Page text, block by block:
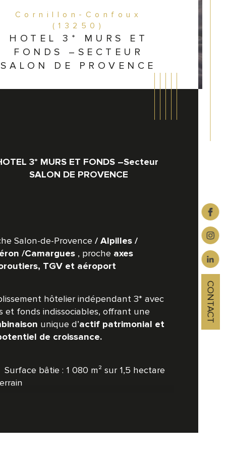
CONTACT
Cornillon-Confoux
(13250)
HOTEL 3* MURS ET
FONDS –SECTEUR
SALON DE PROVENCE
habitable (m²)
3* MURS ET FONDS –Secteur
SALON DE PROVENCE
Salon-de-Provence / Alpilles /
/Camargues , proche axes
TGV et aéroport
hôtelier indépendant 3* avec
et fonds indissociables, offrant une
unique d’actif patrimonial et
de croissance.
Surface bâtie : 1 080 m² sur 1,5 hectare